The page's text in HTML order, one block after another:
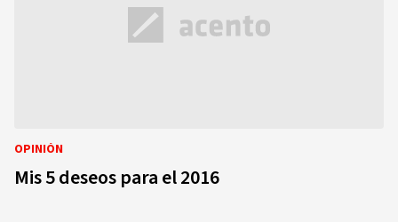
OPINIÓN
Mis 5 deseos para el 2016